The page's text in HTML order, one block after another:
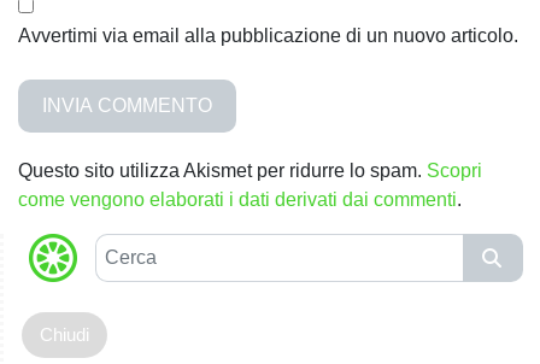
Avvertimi via email alla pubblicazione di un nuovo articolo.
Questo sito utilizza Akismet per ridurre lo spam. Scopri
come vengono elaborati i dati derivati dai commenti.
C
e
c